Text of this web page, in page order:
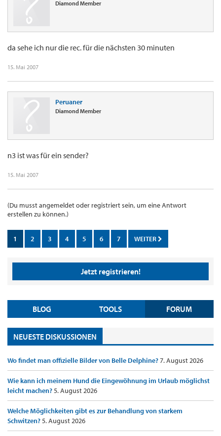
Diamond Member
da sehe ich nur die rec. für die nächsten 30 minuten
15. Mai 2007
Peruaner
Diamond Member
n3 ist was für ein sender?
15. Mai 2007
(Du musst angemeldet oder registriert sein, um eine Antwort
erstellen zu können.)
1 2 3 4 5 6 7 WEITER
Jetzt registrieren!
BLOG TOOLS FORUM
NEUESTE DISKUSSIONEN
Wo findet man offizielle Bilder von Belle Delphine?7. August 2026
Wie kann ich meinem Hund die Eingewöhnung im Urlaub möglichst
leicht machen?5. August 2026
Welche Möglichkeiten gibt es zur Behandlung von starkem
Schwitzen?5. August 2026